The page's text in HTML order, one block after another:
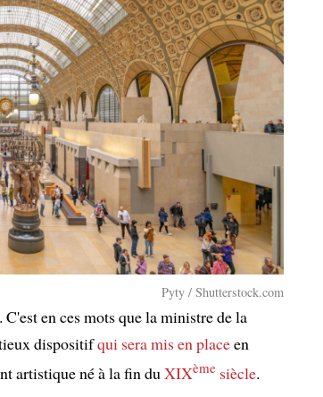
Pyty / Shutterstock.com
en ces mots que la ministre de la
dispositifqui sera mis en placeen
artistique né à la fin du XIXème siècle.